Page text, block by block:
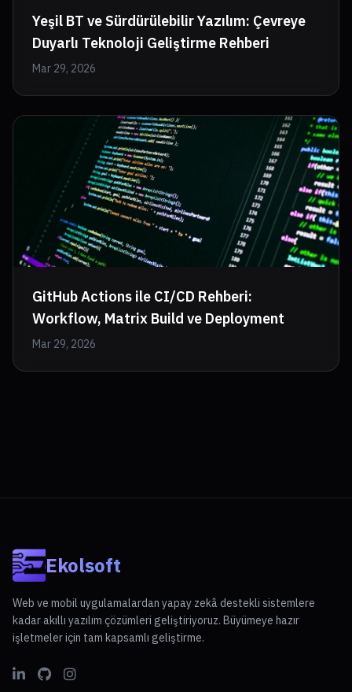
Yeşil BT ve Sürdürülebilir Yazılım: Çevreye
Duyarlı Teknoloji Geliştirme Rehberi
Mar 29, 2026
GitHub Actions ile CI/CD Rehberi:
Workflow, Matrix Build ve Deployment
Mar 29, 2026
Ekolsoft
Web ve mobil uygulamalardan yapay zekâ destekli sistemlere
kadar akıllı yazılım çözümleri geliştiriyoruz. Büyümeye hazır
işletmeler için tam kapsamlı geliştirme.